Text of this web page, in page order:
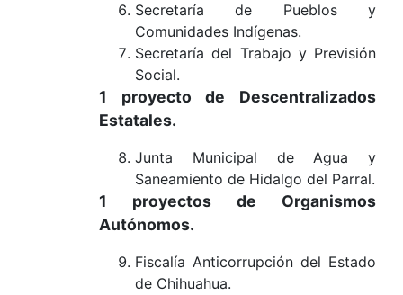
Secretaría de Pueblos y
Comunidades Indígenas.
Secretaría del Trabajo y Previsión
Social.
1 proyecto de Descentralizados
Estatales.
Junta Municipal de Agua y
Saneamiento de Hidalgo del Parral.
1 proyectos de Organismos
Autónomos.
Fiscalía Anticorrupción del Estado
de Chihuahua.